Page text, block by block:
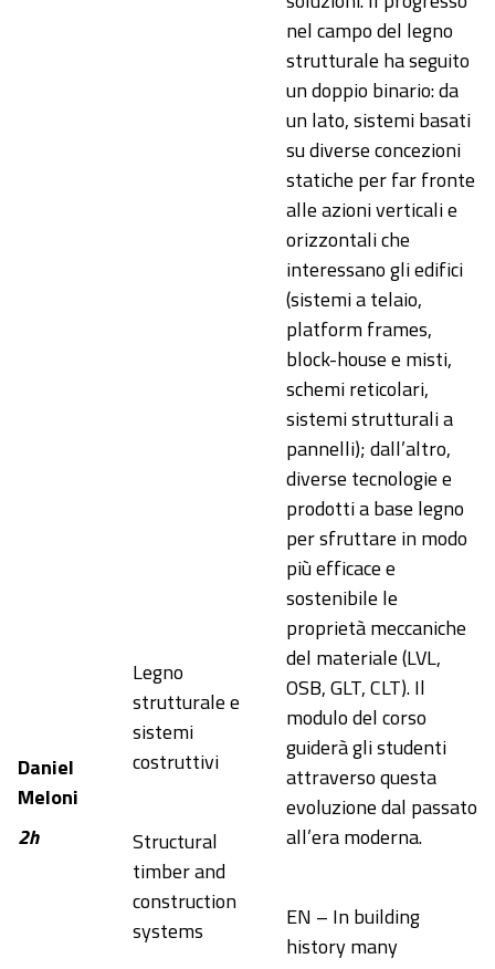
Daniel
Meloni
2h
Legno
strutturale e
sistemi
costruttivi
Structural
timber and
construction
systems
nel campo del legno
strutturale ha seguito
un doppio binario: da
un lato, sistemi basati
su diverse concezioni
statiche per far fronte
alle azioni verticali e
orizzontali che
interessano gli edifici
(sistemi a telaio,
platform frames,
block-house e misti,
schemi reticolari,
sistemi strutturali a
pannelli); dall’altro,
diverse tecnologie e
prodotti a base legno
per sfruttare in modo
più efficace e
sostenibile le
proprietà meccaniche
del materiale (LVL,
OSB, GLT, CLT). Il
modulo del corso
guiderà gli studenti
attraverso questa
evoluzione dal passato
all’era moderna.
EN – In building
history many